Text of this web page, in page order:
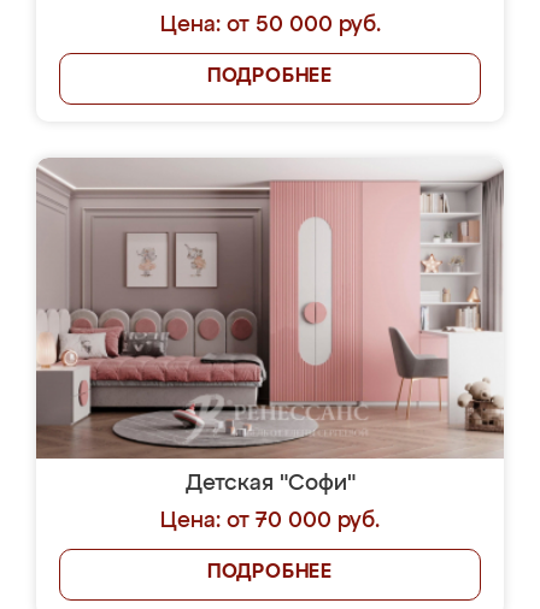
Цена: от 50 000 руб.
ПОДРОБНЕЕ
Детская "Софи"
Цена: от 70 000 руб.
ПОДРОБНЕЕ